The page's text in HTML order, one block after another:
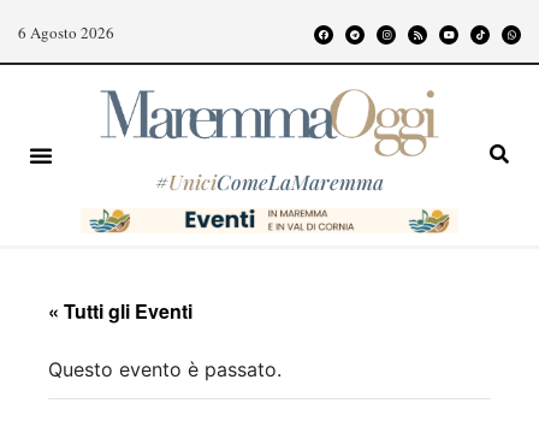
6 Agosto 2026
#UniciComeLaMaremma
« Tutti gli Eventi
Questo evento è passato.